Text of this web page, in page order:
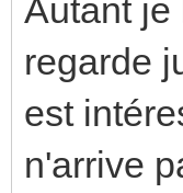
Autant je
regarde
est
n'arrive